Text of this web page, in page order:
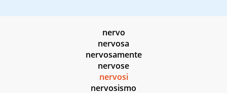
nervo
nervosa
nervosamente
nervose
nervosi
nervosismo